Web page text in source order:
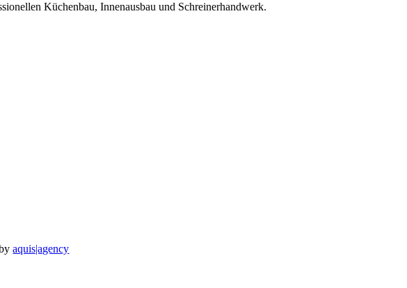
Küchenbau, Innenausbau und Schreinerhandwerk.
byaquis|agency